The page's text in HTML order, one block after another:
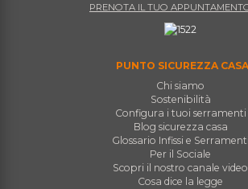
PRENOTA IL TUO
PUNTO SICUREZZA CASA
Chi siamo
Sostenibilità
Configura i tuoi serramenti
Blog sicurezza casa
Glossario Infissi e Serramenti
Per il Sociale
Scopri il nostro canale video
Cosa dice la legge